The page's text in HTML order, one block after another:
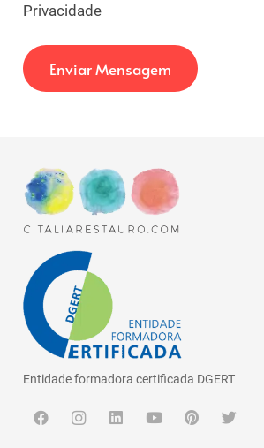
Privacidade
Entidade formadora certificada DGERT